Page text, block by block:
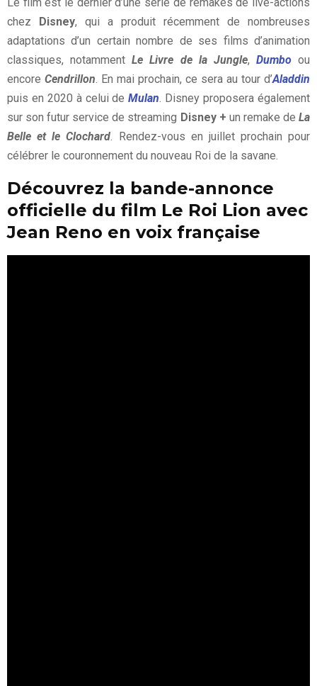
chez Disney, qui a produit récemment de nombreuses
adaptations d’un certain nombre de ses films d’animation
classiques, notammentLe Livre de la Jungle, Dumboou
encore Cendrillon . En mai prochain, ce sera au tour d’Aladdin
puis en 2020 à celui deMulan . Disney proposera également
sur son futur service de streaming Disney + un remake deLa
Belle et le Clochard . Rendez-vous en juillet prochain pour
célébrer le couronnement du nouveau Roi de la savane.
Découvrez la bande-annonce
officielle du film Le Roi Lion avec
Jean Reno en voix française